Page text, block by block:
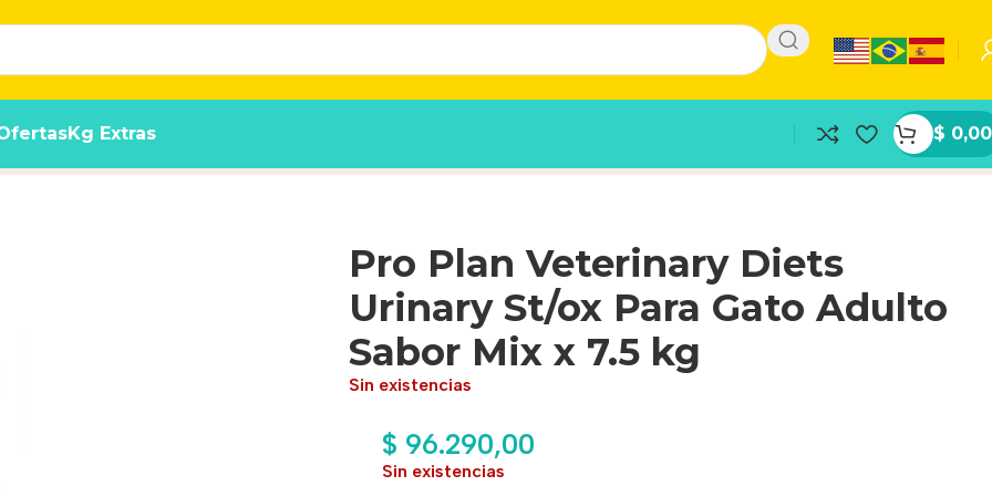
Kg Extras $ 0,00
Gato Adulto Sabor Mix x 7.5 kg
Pro Plan Veterinary Diets
Urinary St/ox Para Gato Adulto
Sabor Mix x 7.5 kg
Sin existencias
$ 96.290,00
Sin existencias